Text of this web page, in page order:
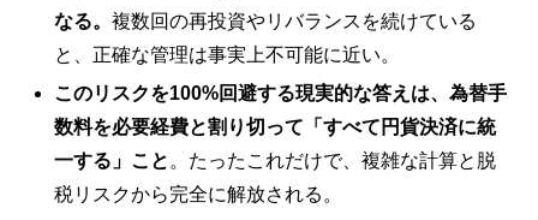
なる。複数回の再投資やリバランスを続けている
と、正確な管理は事実上不可能に近い。
このリスクを100%回避する現実的な答えは、為替手
数料を必要経費と割り切って「すべて円貨決済に統
一する」こと 。たったこれだけで、複雑な計算と脱
税リスクから完全に解放される。